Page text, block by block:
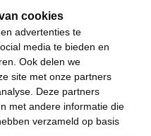
cookies
advertenties te
media te bieden en
Ook delen we
site met onze partners
Deze partners
met andere informatie die
verzameld op basis